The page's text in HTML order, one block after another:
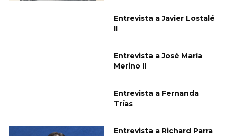
Entrevista a Javier Lostalé
II
Entrevista a José María
Merino II
Entrevista a Fernanda
Trías
Entrevista a Richard Parra